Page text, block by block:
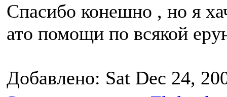
Спасибо конешно , но я
ато помощи по всякой
Добавлено: Sat Dec 24,